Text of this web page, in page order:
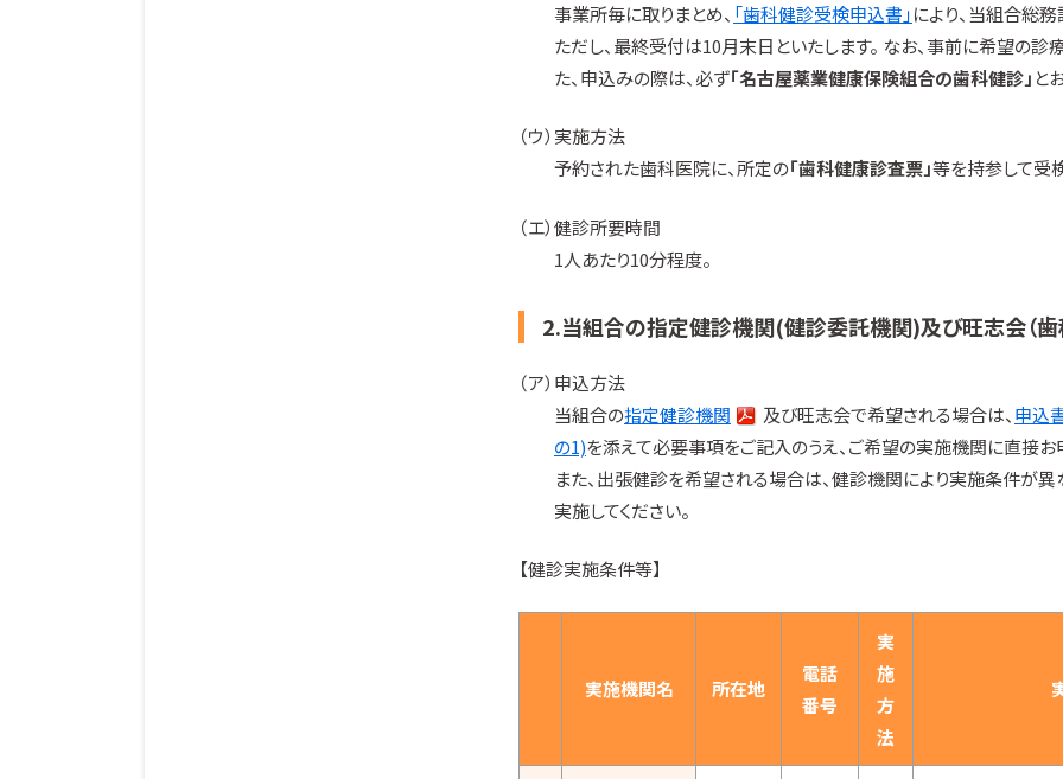
事業所毎に取りまとめ、 「歯科健診受検申込書」により、当組合総
ただし、最終受付は10月末日といたします。 なお、事前に希望の診
た、申込みの際は、必ず「名古屋薬業健康保険組合の歯科健診」 と
（ウ）実施方法
予約された歯科医院に、所定の「歯科健康診査票」等を持参して受
（エ）健診所要時間
1人あたり10分程度。
2.当組合の指定健診機関(健診委託機関)及び旺志会（歯
（ア）申込方法
当組合の指定健診機関 及び旺志会で希望される場合は、 申込
の1)を添えて必要事項をご記入のうえ、ご希望の実施機関に直接お
また、出張健診を希望される場合は、健診機関により実施条件が異
実施してください。
【健診実施条件等】
実施機関名 所在地
電話
番号
実
施
方
法